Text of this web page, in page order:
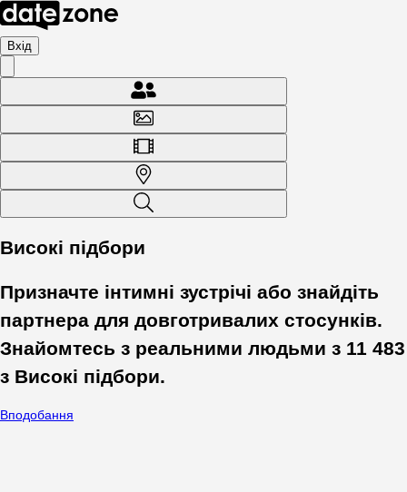
Вхід
Високі підбори
Призначте інтимні зустрічі або знайдіть
партнера для довготривалих стосунків.
Знайомтесь з реальними людьми з 11 483
з Високі підбори.
Вподобання